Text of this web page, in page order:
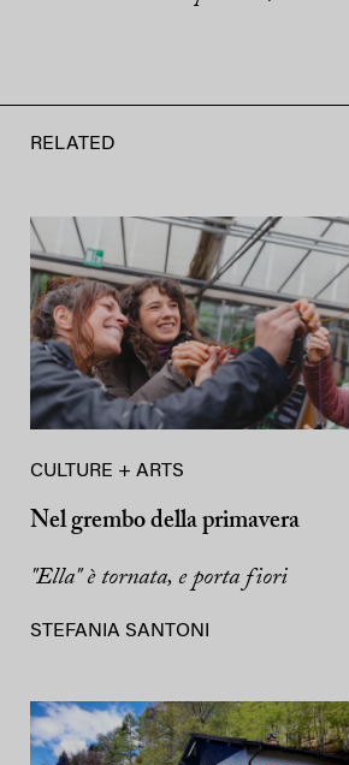
RELATED
CULTURE + ARTS
Nel grembo della primavera
"Ella" è tornata, e porta fiori
STEFANIA SANTONI